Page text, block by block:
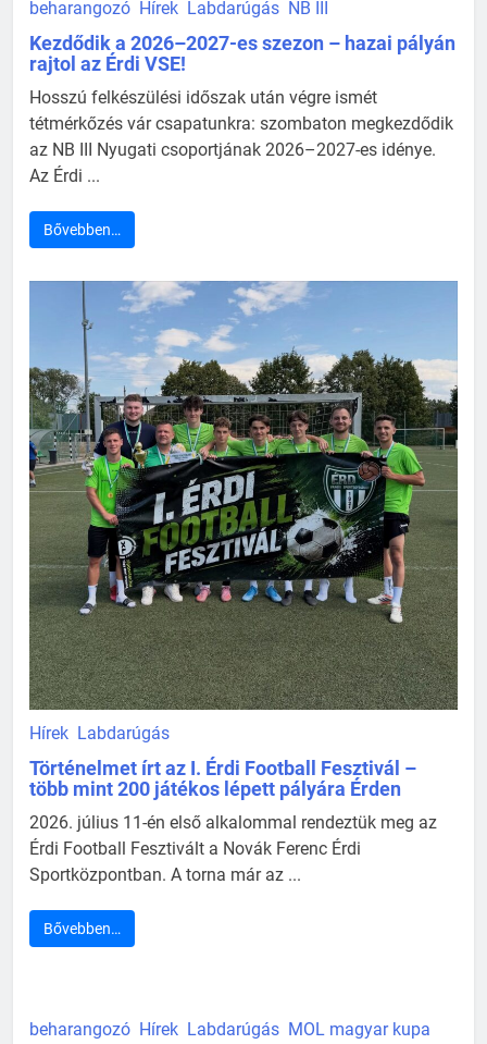
beharangozó Hírek Labdarúgás NB III
Kezdődik a 2026–2027-es szezon – hazai pályán
rajtol az Érdi VSE!
Hosszú felkészülési időszak után végre ismét
tétmérkőzés vár csapatunkra: szombaton megkezdődik
az NB III Nyugati csoportjának 2026–2027-es idénye.
Az Érdi ...
Bővebben…
Hírek Labdarúgás
Történelmet írt az I. Érdi Football Fesztivál –
több mint 200 játékos lépett pályára Érden
2026. július 11-én első alkalommal rendeztük meg az
Érdi Football Fesztivált a Novák Ferenc Érdi
Sportközpontban. A torna már az ...
Bővebben…
beharangozó Hírek Labdarúgás MOL magyar kupa